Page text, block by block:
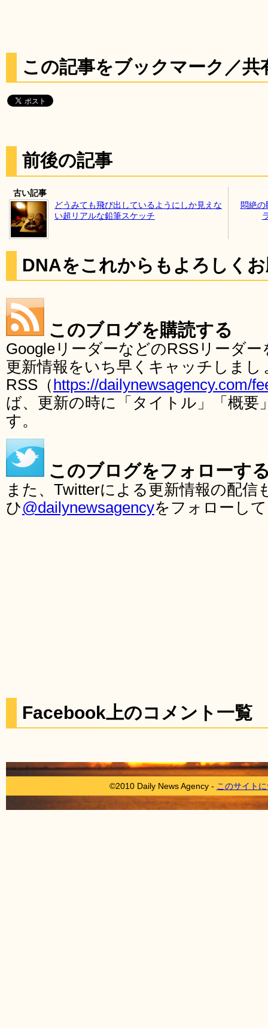
この記事をブックマーク／共
前後の記事
古い記事
どうみても飛び出しているようにしか見えな
い超リアルな鉛筆スケッチ
悶絶
DNAをこれからもよろしく
このブログを購読する
GoogleリーダーなどのRSSリーダ
更新情報をいち早くキャッチしま
RSS（ https://dailynewsagency.com/
ば、更新の時に「タイトル」「概要
す。
このブログをフォローす
また、Twitterによる更新情報の配
ひ@dailynewsagencyをフォローし
Facebook上のコメント一覧
©2010 Daily News Agency - このサイト